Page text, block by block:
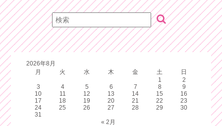
2026年8月
月
火 水 木 金 土
日
1
2
3
4 5 6 7 8
9
10
11 12 13 14 15
16
17
18 19 20 21 22
23
24
25 26 27 28 29
30
31
« 2月